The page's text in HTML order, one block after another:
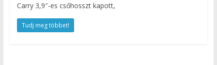
Carry 3,9″-es csőhosszt kapott,
Tudj meg többet!